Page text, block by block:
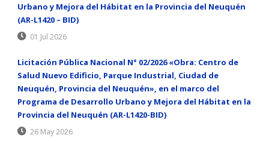
Urbano y Mejora del Hábitat en la Provincia del Neuquén
(AR-L1420 – BID)
01 Jul 2026
Licitación Pública Nacional N° 02/2026 «Obra: Centro de
Salud Nuevo Edificio, Parque Industrial, Ciudad de
Neuquén, Provincia del Neuquén», en el marco del
Programa de Desarrollo Urbano y Mejora del Hábitat en la
Provincia del Neuquén (AR-L1420-BID)
26 May 2026